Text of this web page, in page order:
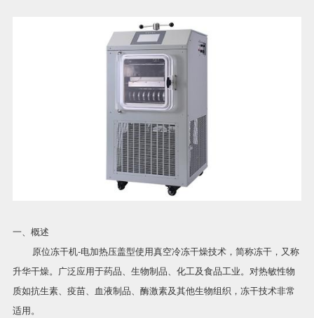
一、概述
原位冻干机-电加热压盖型使用真空冷冻干燥技术，简称冻干，又称
升华干燥。广泛应用于药品、生物制品、化工及食品工业。对热敏性物
质如抗生素、疫苗、血液制品、酶激素及其他生物组织，冻干技术非常
适用。